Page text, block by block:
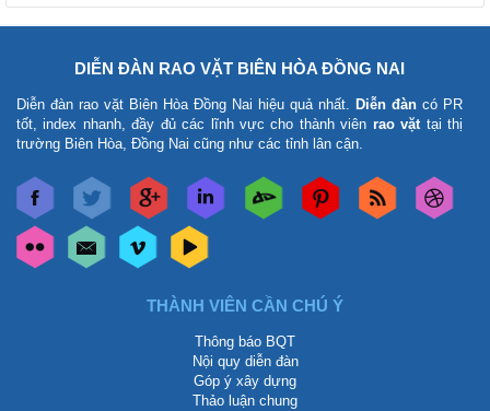
DIỄN ĐÀN RAO VẶT BIÊN HÒA ĐỒNG NAI
Diễn đàn rao vặt Biên Hòa Đồng Nai hiệu quả nhất. Diễn đàn có PR
tốt, index nhanh, đầy đủ các lĩnh vực cho thành viên rao vặttại thị
trường Biên Hòa, Đồng Nai cũng như các tỉnh lân cận.
THÀNH VIÊN CẦN CHÚ Ý
Thông báo BQT
Nội quy diễn đàn
Góp ý xây dựng
Thảo luận chung